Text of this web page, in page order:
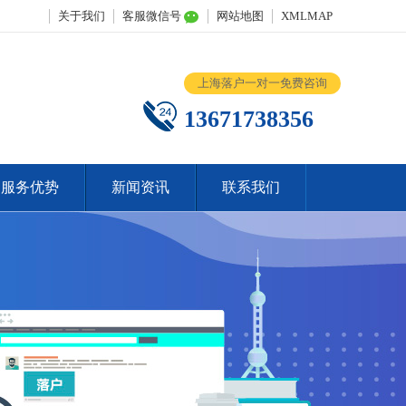
关于我们 客服微信号 网站地图 XMLMAP
上海落户一对一免费咨询
13671738356
服务优势 新闻资讯 联系我们